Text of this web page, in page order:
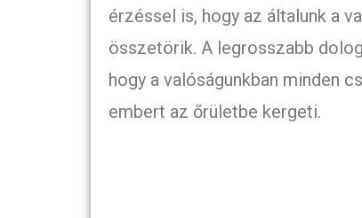
érzéssel is, hogy az általunk a
összetörik. A legrosszabb
hogy a valóságunkban minden
embert az őrületbe kergeti.